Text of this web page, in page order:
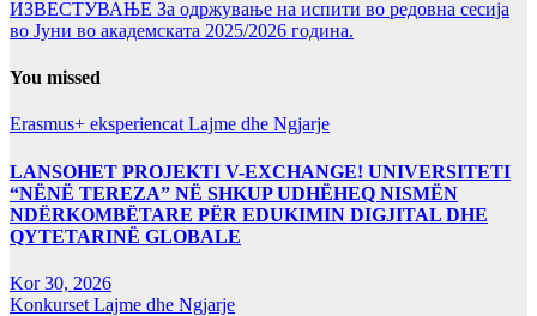
ИЗВЕСТУВАЊЕ За одржување на испити во редовна сесија
во Јуни во академската 2025/2026 година.
You missed
Erasmus+ eksperiencat Lajme dhe Ngjarje
LANSOHET PROJEKTI V-EXCHANGE! UNIVERSITETI
“NËNË TEREZA” NË SHKUP UDHËHEQ NISMËN
NDËRKOMBËTARE PËR EDUKIMIN DIGJITAL DHE
QYTETARINË GLOBALE
Kor 30, 2026
Konkurset Lajme dhe Ngjarje